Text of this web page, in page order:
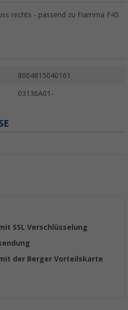
rechts - passend zu Fiamma F45
8004815040161
03136A01-
SSL Verschlüsselung
der Berger Vorteilskarte